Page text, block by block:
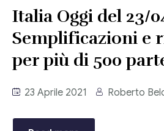
Contabilità
Adempimenti Dichiarativi e
Contrattualistica Varia
Consulenza Societaria
Circolari
Circolari Flash
Eventi
Università
Italia Oggi del 23/
Semplificazioni e
per più di 500
23 Aprile 2021 Roberto